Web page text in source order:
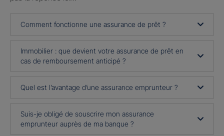
Comment fonctionne une assurance de prêt ?
Immobilier : que devient votre assurance de prêt en
cas de remboursement anticipé ?
Quel est l’avantage d’une assurance emprunteur ?
Suis-je obligé de souscrire mon assurance
emprunteur auprès de ma banque ?